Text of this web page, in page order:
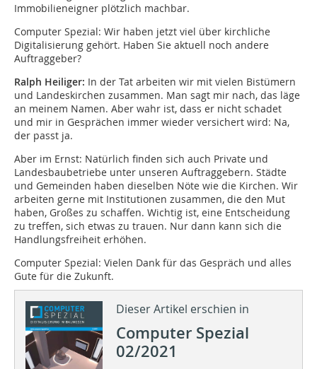
Immobilieneigner plötzlich machbar.
Computer Spezial: Wir haben jetzt viel über kirchliche
Digitalisierung gehört. Haben Sie aktuell noch andere
Auftraggeber?
Ralph Heiliger: In der Tat arbeiten wir mit vielen Bistümern
und Landeskirchen zusammen. Man sagt mir nach, das läge
an meinem Namen. Aber wahr ist, dass er nicht schadet
und mir in Gesprächen immer wieder versichert wird: Na,
der passt ja.
Aber im Ernst: Natürlich finden sich auch Private und
Landesbaubetriebe unter unseren Auftraggebern. Städte
und Gemeinden haben dieselben Nöte wie die Kirchen. Wir
arbeiten gerne mit Institutionen zusammen, die den Mut
haben, Großes zu schaffen. Wichtig ist, eine Entscheidung
zu treffen, sich etwas zu trauen. Nur dann kann sich die
Handlungsfreiheit erhöhen.
Computer Spezial: Vielen Dank für das Gespräch und alles
Gute für die Zukunft.
Dieser Artikel erschien in
Computer Spezial
02/2021